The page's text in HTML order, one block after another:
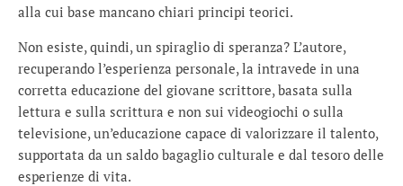
alla cui base mancano chiari principi teorici.
Non esiste, quindi, un spiraglio di speranza? L’autore,
recuperando l’esperienza personale, la intravede in una
corretta educazione del giovane scrittore, basata sulla
lettura e sulla scrittura e non sui videogiochi o sulla
televisione, un’educazione capace di valorizzare il talento,
supportata da un saldo bagaglio culturale e dal tesoro delle
esperienze di vita.